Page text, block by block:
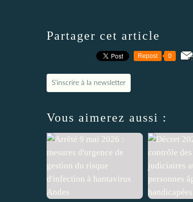
Partager cet article
Repost 0
S'inscrire à la newsletter
Vous aimerez aussi :